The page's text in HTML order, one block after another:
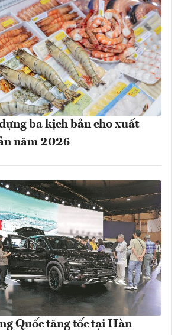
ba kịch bản cho xuất
năm 2026
Quốc tăng tốc tại Hàn